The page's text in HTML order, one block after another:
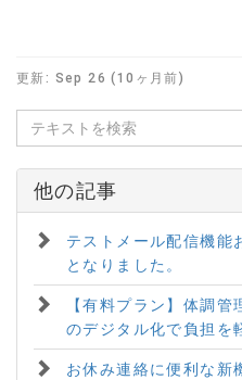
更新: Sep 26 (10ヶ月前)
他の記事
テストメール配信機能
となりました。
【有料プラン】体調
のデジタル化で負担を
お休み連絡に便利な新